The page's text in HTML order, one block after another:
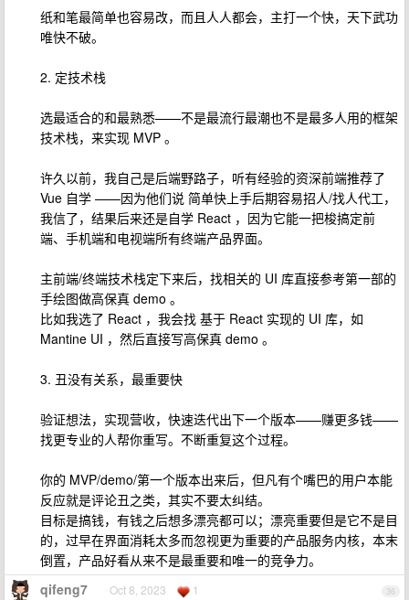
纸和笔最简单也容易改，而且人人都会，主打一个快，天下武功
唯快不破。
2. 定技术栈
选最适合的和最熟悉——不是最流行最潮也不是最多人用的框架
技术栈，来实现 MVP 。
许久以前，我自己是后端野路子，听有经验的资深前端推荐了
Vue 自学 ——因为他们说 简单快上手后期容易招人/找人代工，
我信了，结果后来还是自学 React ，因为它能一把梭搞定前
端、手机端和电视端所有终端产品界面。
主前端/终端技术栈定下来后，找相关的 UI 库直接参考第一部的
手绘图做高保真 demo 。
比如我选了 React ，我会找 基于 React 实现的 UI 库，如
Mantine UI ，然后直接写高保真 demo 。
3. 丑没有关系，最重要快
验证想法，实现营收，快速迭代出下一个版本——赚更多钱——
找更专业的人帮你重写。不断重复这个过程。
你的 MVP/demo/第一个版本出来后，但凡有个嘴巴的用户本能
反应就是评论丑之类，其实不要太纠结。
目标是搞钱，有钱之后想多漂亮都可以；漂亮重要但是它不是目
的，过早在界面消耗太多而忽视更为重要的产品服务内核，本末
倒置，产品好看从来不是最重要和唯一的竞争力。
36
qifeng7 Oct 8, 2023 1